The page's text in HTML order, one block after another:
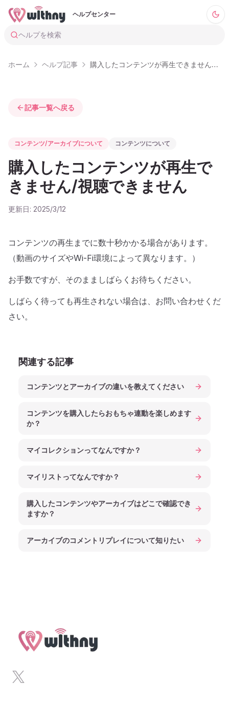
ヘルプセンター
ヘルプを検索
ホーム ヘルプ記事 購入したコンテンツが再生できません-視聴できません
記事一覧へ戻る
コンテンツ/アーカイブについて コンテンツについて
購入したコンテンツが再生で
きません/視聴できません
更新日: 2025/3/12
コンテンツの再生までに数十秒かかる場合があります。
（動画のサイズやWi-Fi環境によって異なります。）
お手数ですが、そのまましばらくお待ちください。
しばらく待っても再生されない場合は、お問い合わせくだ
さい。
関連する記事
コンテンツとアーカイブの違いを教えてください
コンテンツを購入したらおもちゃ連動を楽しめます
か？
マイコレクションってなんですか？
マイリストってなんですか？
購入したコンテンツやアーカイブはどこで確認でき
ますか？
アーカイブのコメントリプレイについて知りたい
x